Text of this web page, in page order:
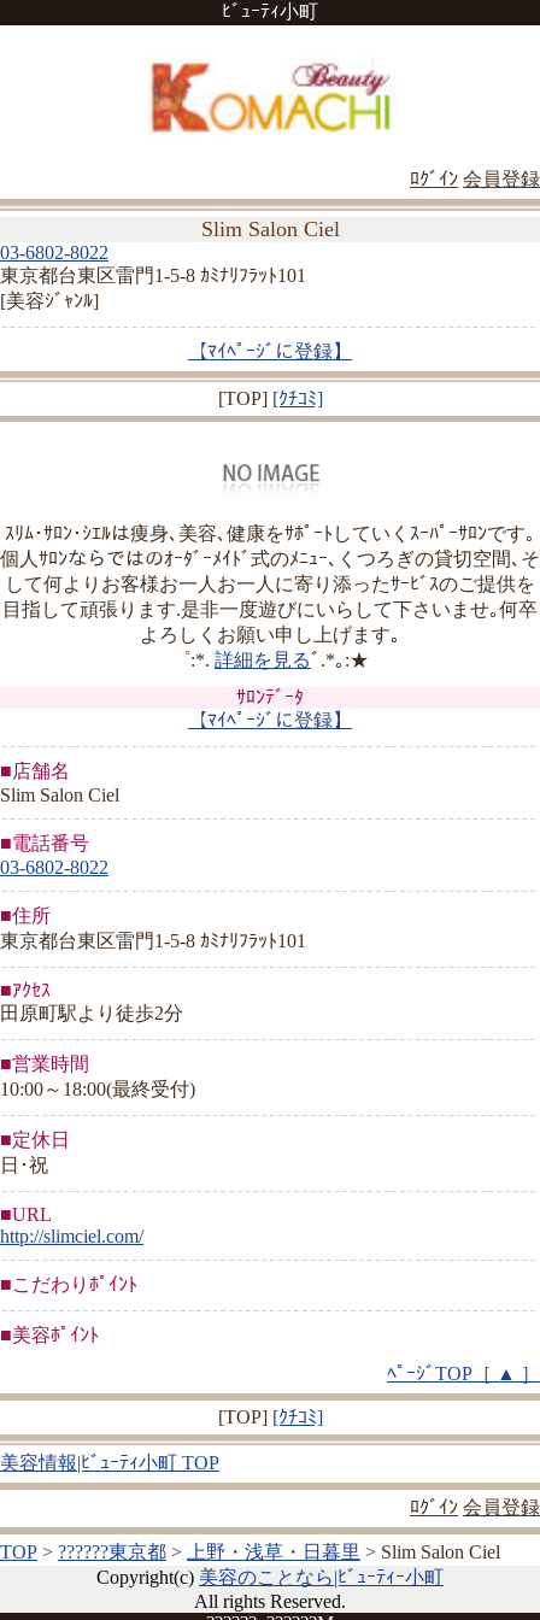
ﾋﾞｭｰﾃｨ小町
ﾛｸﾞｲﾝ 会員登録
Slim Salon Ciel
03-6802-8022
東京都台東区雷門1-5-8 ｶﾐﾅﾘﾌﾗｯﾄ101
[美容ｼﾞｬﾝﾙ]
【ﾏｲﾍﾟｰｼﾞに登録】
[TOP] [ｸﾁｺﾐ]
ｽﾘﾑ･ｻﾛﾝ･ｼｴﾙは痩身､美容､健康をｻﾎﾟｰﾄしていくｽｰﾊﾟｰｻﾛﾝです｡
個人ｻﾛﾝならではのｵｰﾀﾞｰﾒｲﾄﾞ式のﾒﾆｭｰ､くつろぎの貸切空間､そ
して何よりお客様お一人お一人に寄り添ったｻｰﾋﾞｽのご提供を
目指して頑張ります.是非一度遊びにいらして下さいませ｡何卒
よろしくお願い申し上げます｡
゜:*. 詳細を見るﾞ.*｡:★
ｻﾛﾝﾃﾞｰﾀ
【ﾏｲﾍﾟｰｼﾞに登録】
■店舗名
Slim Salon Ciel
■電話番号
03-6802-8022
■住所
東京都台東区雷門1-5-8 ｶﾐﾅﾘﾌﾗｯﾄ101
■ｱｸｾｽ
田原町駅より徒歩2分
■営業時間
10:00～18:00(最終受付)
■定休日
日･祝
■URL
http://slimciel.com/
■こだわりﾎﾟｲﾝﾄ
■美容ﾎﾟｲﾝﾄ
ﾍﾟｰｼﾞTOP［ ▲ ］
[TOP] [ｸﾁｺﾐ]
美容情報|ﾋﾞｭｰﾃｨ小町 TOP
ﾛｸﾞｲﾝ 会員登録
TOP > ??????東京都 > 上野・浅草・日暮里 > Slim Salon Ciel
Copyright(c) 美容のことなら|ﾋﾞｭｰﾃｨｰ小町
All rights Reserved.